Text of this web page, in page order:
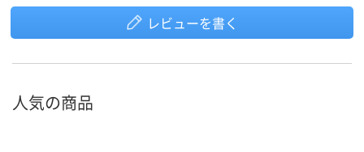
レビューを書く
人気の商品